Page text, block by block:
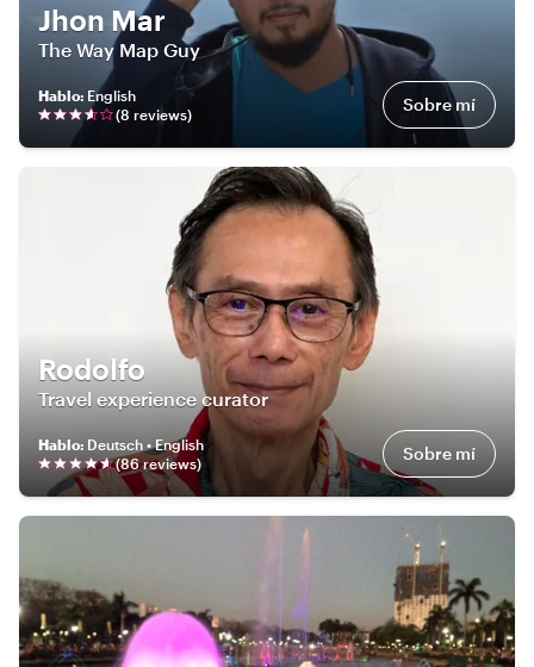
Jhon Mar
The Way Map Guy
Hablo: English
(8 reviews) Sobre mí
Rodolfo
Travel experience curator
Hablo: Deutsch • English
(86reviews) Sobre mí